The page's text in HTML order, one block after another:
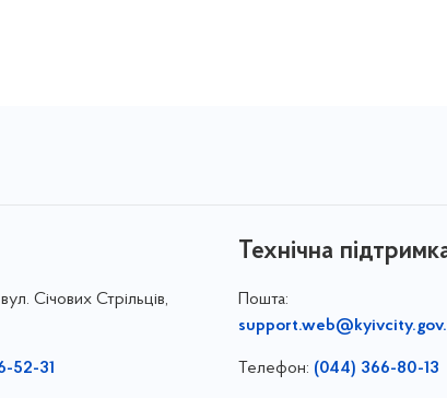
Січових Стрільців,
52-31
Технічна
Пошта:
Телефон: (044) 366-80-13